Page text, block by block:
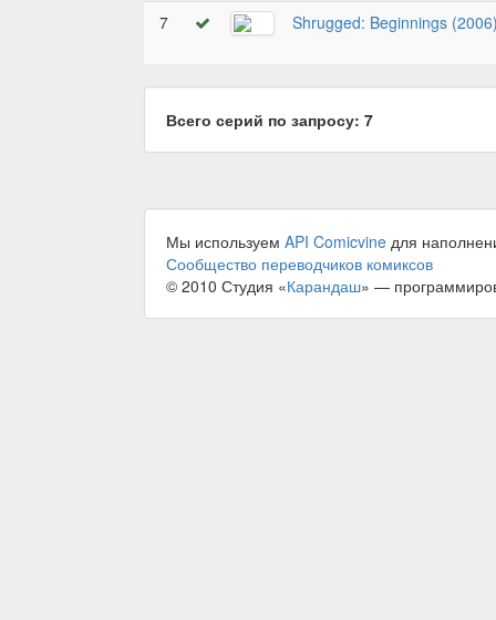
7 Shrugged: Beginnings
Всего серий по запросу: 7
Мы используем API Comicvine для
Сообщество переводчиков комиксов
© 2010 Студия «Карандаш» —